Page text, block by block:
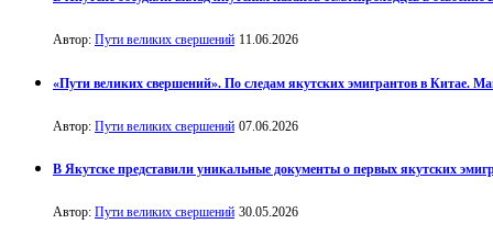
Автор: Пути великих свершений 11.06.2026
«Пути великих свершений». По следам якутских эмигрантов в Китае.
Автор: Пути великих свершений 07.06.2026
В Якутске представили уникальные документы о первых якутских
Автор: Пути великих свершений 30.05.2026